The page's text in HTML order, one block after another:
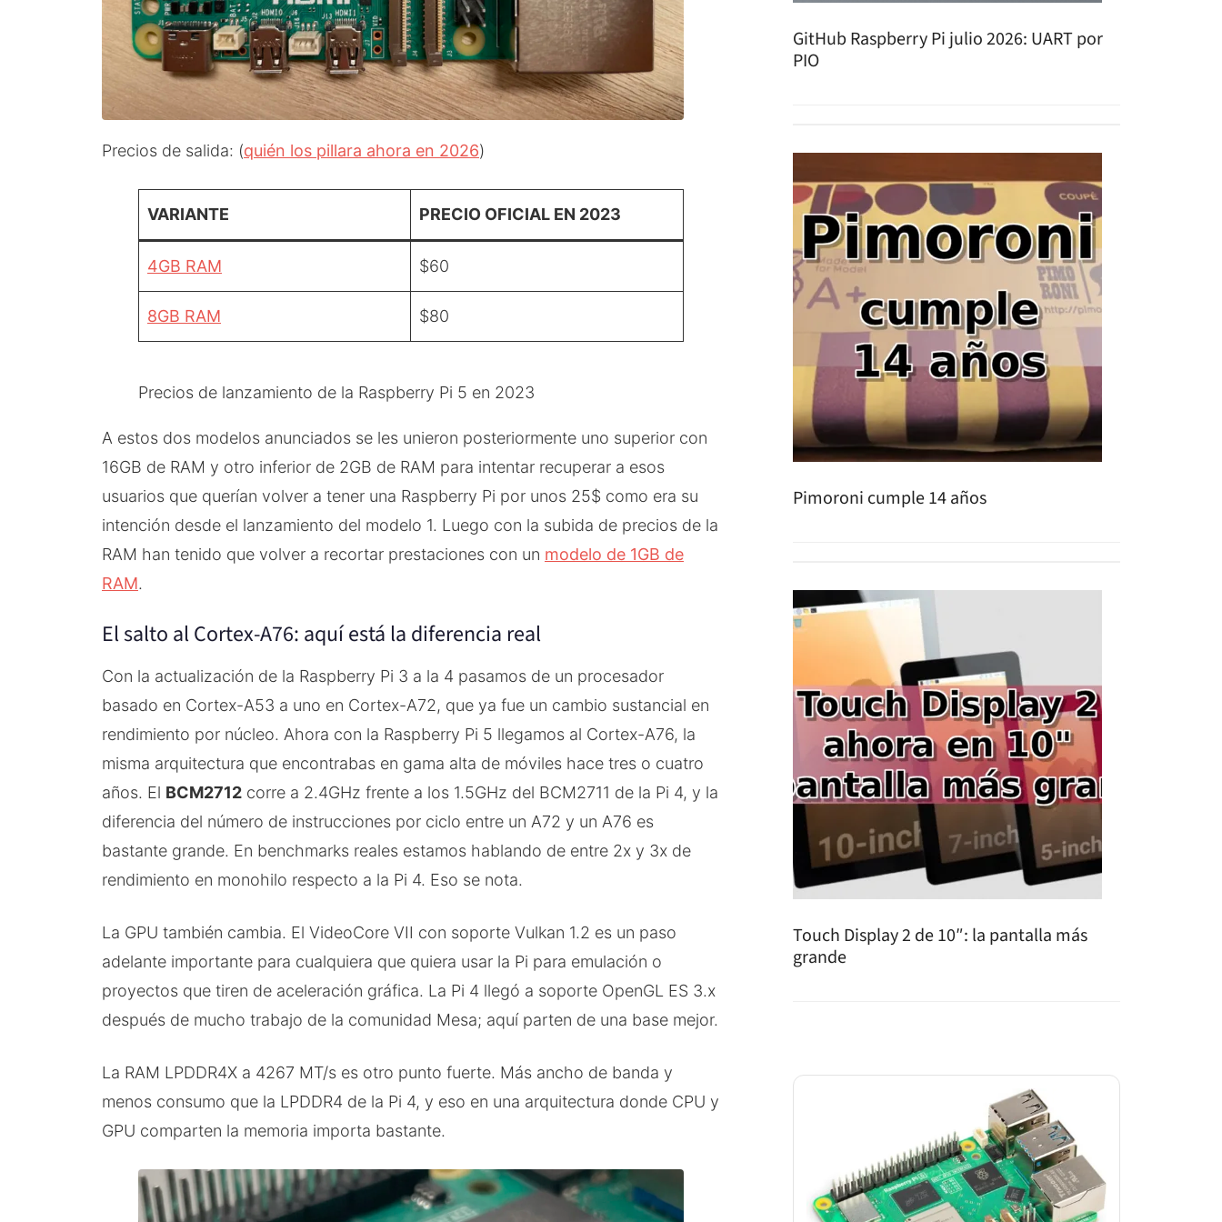
Precios de salida: (quién los pillara ahora en 2026)
VARIANTE PRECIO OFICIAL EN 2023
4GB RAM $60
8GB RAM $80
Precios de lanzamiento de la Raspberry Pi 5 en 2023
A estos dos modelos anunciados se les unieron posteriormente uno superior con
16GB de RAM y otro inferior de 2GB de RAM para intentar recuperar a esos
usuarios que querían volver a tener una Raspberry Pi por unos 25$ como era su
intención desde el lanzamiento del modelo 1. Luego con la subida de precios de la
RAM han tenido que volver a recortar prestaciones con un modelo de 1GB de
RAM.
El salto al Cortex-A76: aquí está la diferencia real
Con la actualización de la Raspberry Pi 3 a la 4 pasamos de un procesador
basado en Cortex-A53 a uno en Cortex-A72, que ya fue un cambio sustancial en
rendimiento por núcleo. Ahora con la Raspberry Pi 5 llegamos al Cortex-A76, la
misma arquitectura que encontrabas en gama alta de móviles hace tres o cuatro
años. El BCM2712 corre a 2.4GHz frente a los 1.5GHz del BCM2711 de la Pi 4, y la
diferencia del número de instrucciones por ciclo entre un A72 y un A76 es
bastante grande. En benchmarks reales estamos hablando de entre 2x y 3x de
rendimiento en monohilo respecto a la Pi 4. Eso se nota.
La GPU también cambia. El VideoCore VII con soporte Vulkan 1.2 es un paso
adelante importante para cualquiera que quiera usar la Pi para emulación o
proyectos que tiren de aceleración gráfica. La Pi 4 llegó a soporte OpenGL ES 3.x
después de mucho trabajo de la comunidad Mesa; aquí parten de una base mejor.
La RAM LPDDR4X a 4267 MT/s es otro punto fuerte. Más ancho de banda y
menos consumo que la LPDDR4 de la Pi 4, y eso en una arquitectura donde CPU y
GPU comparten la memoria importa bastante.
GitHub Raspberry Pi julio 2026: UART por
PIO
Pimoroni cumple 14 años
Touch Display 2 de 10″: la pantalla más
grande